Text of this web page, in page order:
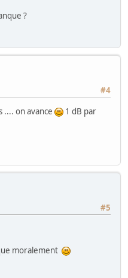
?
#4
.... on avance
1 dB par
#5
moralement